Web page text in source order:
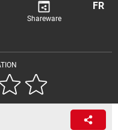
Shareware
FR